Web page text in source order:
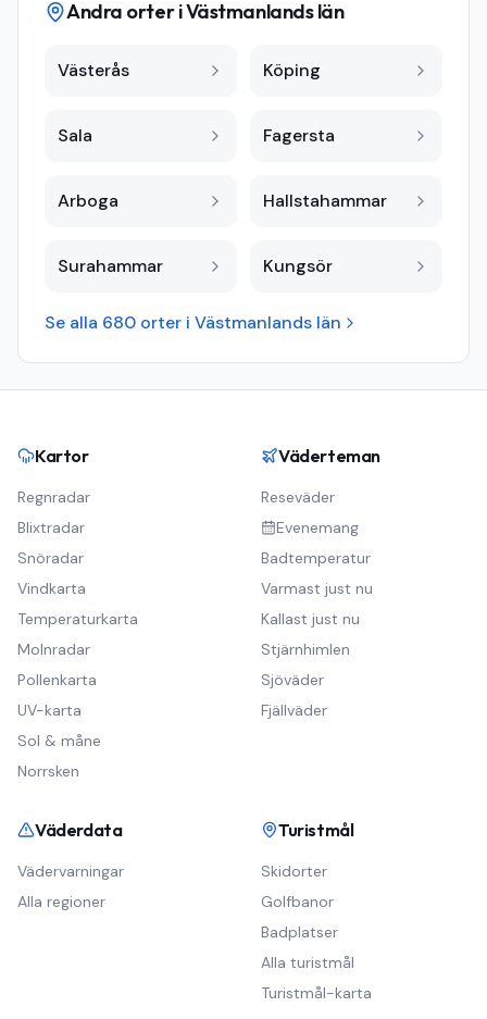
Andra orter iVästmanlands län
Västerås Köping
Sala Fagersta
Arboga Hallstahammar
Surahammar Kungsör
Se alla 680 orter i Västmanlands län
Kartor
Regnradar
Blixtradar
Snöradar
Vindkarta
Temperaturkarta
Molnradar
Pollenkarta
UV-karta
Sol & måne
Norrsken
Väderteman
Reseväder
Evenemang
Badtemperatur
Varmast just nu
Kallast just nu
Stjärnhimlen
Sjöväder
Fjällväder
Väderdata
Vädervarningar
Alla regioner
Turistmål
Skidorter
Golfbanor
Badplatser
Alla turistmål
Turistmål-karta